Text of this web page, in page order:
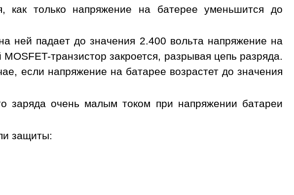
как только напряжение на батерее уменьшится до
ней падает до значения 2.400 вольта напряжение на
транзистор закроется, разрывая цепь разряда.
если напряжение на батарее возрастет до значения
заряда очень малым током при напряжении батареи
защиты: